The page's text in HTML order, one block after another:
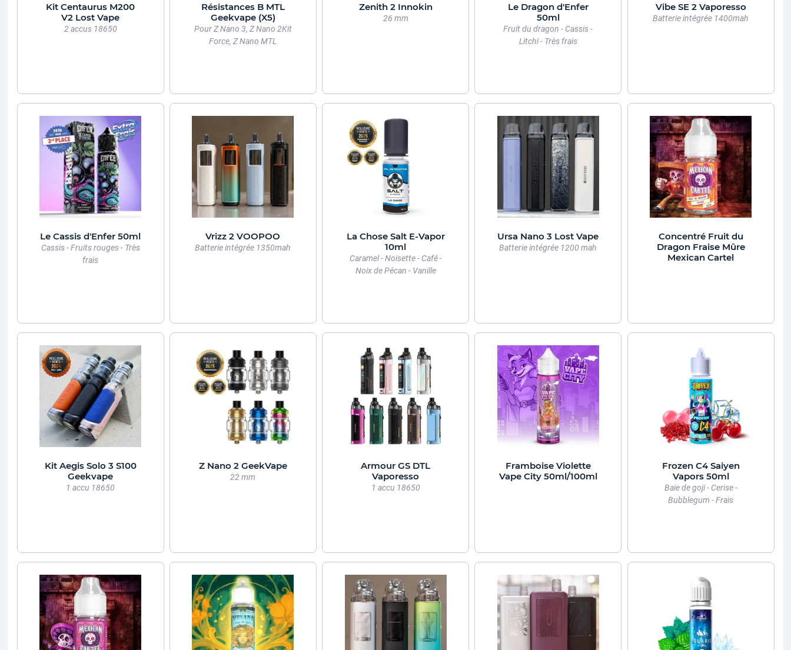
Kit Centaurus M200
V2 Lost Vape
2 accus 18650
Résistances B MTL
Geekvape (X5)
Pour Z Nano 3, Z Nano 2Kit
Force, Z Nano MTL
Zenith 2 Innokin
26 mm
Le Dragon d'Enfer
50ml
Fruit du dragon - Cassis -
Litchi - Très frais
Vibe SE 2 Vaporesso
Batterie intégrée 1400mah
Le Cassis d'Enfer 50ml
Cassis - Fruits rouges - Très
frais
Vrizz 2 VOOPOO
Batterie intégrée 1350mah
La Chose Salt E-Vapor
10ml
Caramel - Noisette - Café -
Noix de Pécan - Vanille
Ursa Nano 3 Lost Vape
Batterie intégrée 1200 mah
Concentré Fruit du
Dragon Fraise Mûre
Mexican Cartel
Kit Aegis Solo 3 S100
Geekvape
1 accu 18650
Z Nano 2 GeekVape
22 mm
Armour GS DTL
Vaporesso
1 accu 18650
Framboise Violette
Vape City 50ml/100ml
Frozen C4 Saiyen
Vapors 50ml
Baie de goji - Cerise -
Bubblegum - Frais